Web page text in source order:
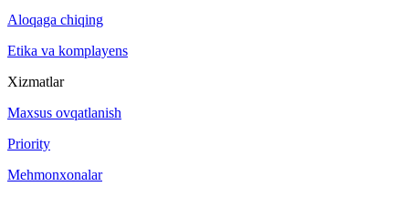
Aloqaga chiqing
Etika va komplayens
Xizmatlar
Maxsus ovqatlanish
Priority
Mehmonxonalar